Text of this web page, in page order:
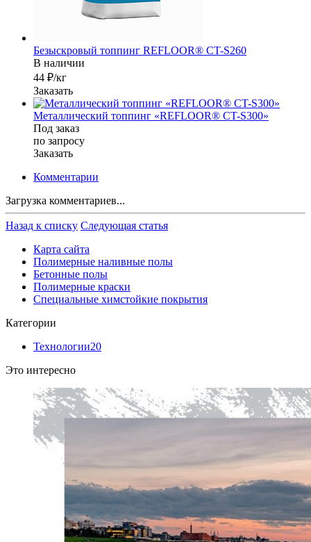
Безыскровый топпинг REFLOOR® CT-S260
В наличии
44 ₽/кг
Заказать
Металлический топпинг «REFLOOR® CT-S300»
Под заказ
по запросу
Заказать
Комментарии
Загрузка комментариев...
Назад к списку Следующая статья
Карта сайта
Полимерные наливные полы
Бетонные полы
Полимерные краски
Специальные химстойкие покрытия
Категории
Технологии20
Это интересно